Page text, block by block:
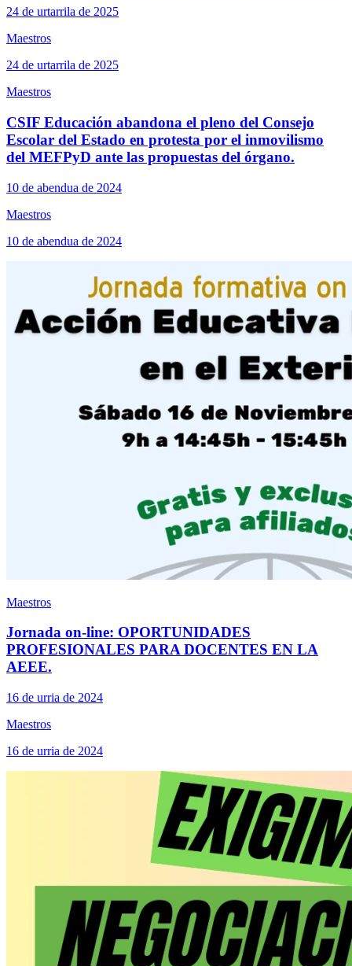
24 de urtarrila de 2025
Maestros
24 de urtarrila de 2025
Maestros
CSIF Educación abandona el pleno del Consejo
Escolar del Estado en protesta por el inmovilismo
del MEFPyD ante las propuestas del órgano.
10 de abendua de 2024
Maestros
10 de abendua de 2024
Maestros
Jornada on-line: OPORTUNIDADES
PROFESIONALES PARA DOCENTES EN LA
AEEE.
16 de urria de 2024
Maestros
16 de urria de 2024